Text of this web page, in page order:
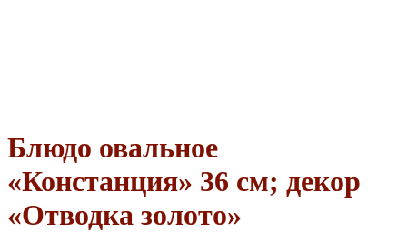
Блюдо овальное
«Констанция» 36 см; декор
«Отводка золото»